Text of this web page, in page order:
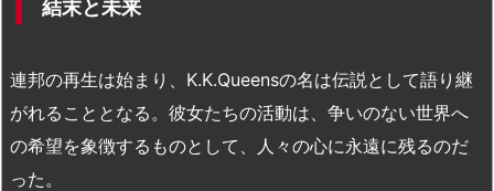
結末と未来
連邦の再生は始まり、K.K.Queensの名は伝説として語り継
がれることとなる。彼女たちの活動は、争いのない世界へ
の希望を象徴するものとして、人々の心に永遠に残るのだ
った。